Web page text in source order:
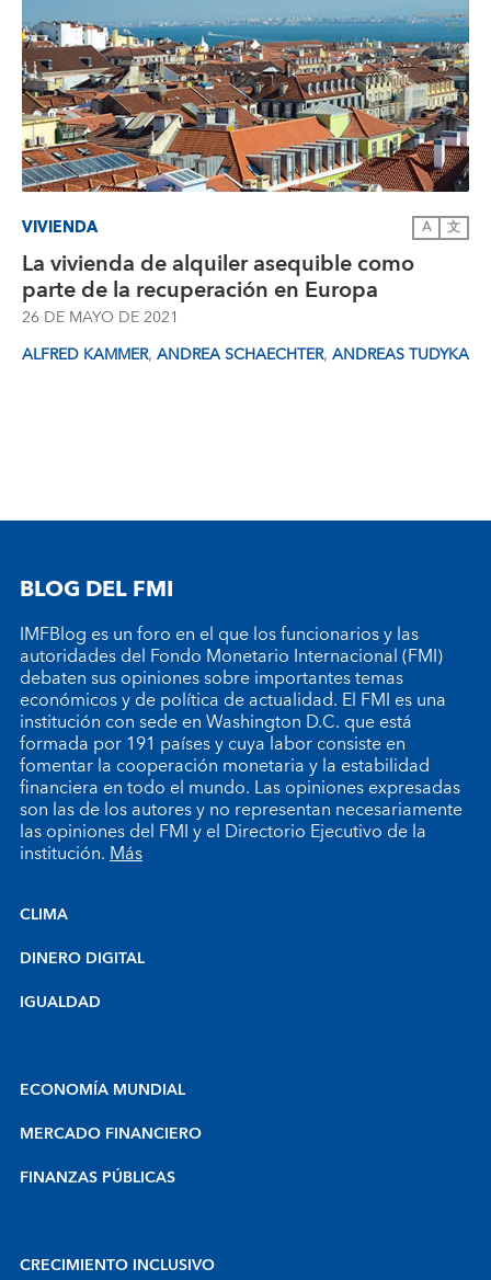
VIVIENDA A 文
La vivienda de alquiler asequible como
parte de la recuperación en Europa
26 DE MAYO DE 2021
ALFRED KAMMER, ANDREA SCHAECHTER, ANDREAS TUDYKA
BLOG DEL FMI
IMFBlog es un foro en el que los funcionarios y las
autoridades del Fondo Monetario Internacional (FMI)
debaten sus opiniones sobre importantes temas
económicos y de política de actualidad. El FMI es una
institución con sede en Washington D.C. que está
formada por 191 países y cuya labor consiste en
fomentar la cooperación monetaria y la estabilidad
financiera en todo el mundo. Las opiniones expresadas
son las de los autores y no representan necesariamente
las opiniones del FMI y el Directorio Ejecutivo de la
institución.Más
CLIMA
DINERO DIGITAL
IGUALDAD
ECONOMÍA MUNDIAL
MERCADO FINANCIERO
FINANZAS PÚBLICAS
CRECIMIENTO INCLUSIVO